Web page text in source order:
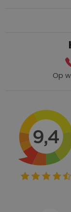
Gratis
Bel
Telefonisch
Op